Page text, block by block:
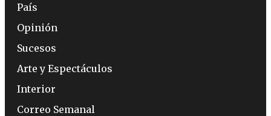
País
Opinión
Sucesos
Arte y Espectáculos
Interior
Correo Semanal